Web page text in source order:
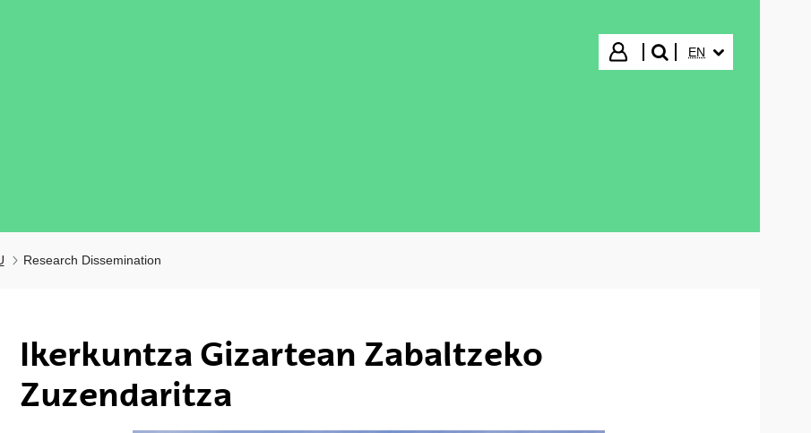
Login
search"
EN
Research Dissemination
Ikerkuntza Gizartean Zabaltzeko
Zuzendaritza